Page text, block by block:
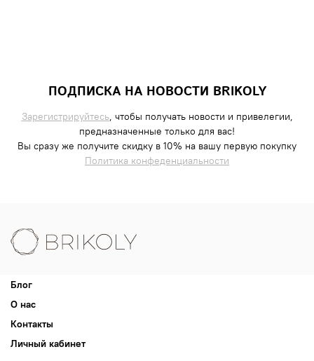
ПОДПИСКА НА НОВОСТИ BRIKOLY
Зарегистрируйтесь, чтобы получать новости и привелегии,
предназначенные только для вас!
Вы сразу же получите скидку в 10% на вашу первую покупку
Политика конфеденциальности
Блог
О нас
Контакты
Личный кабинет